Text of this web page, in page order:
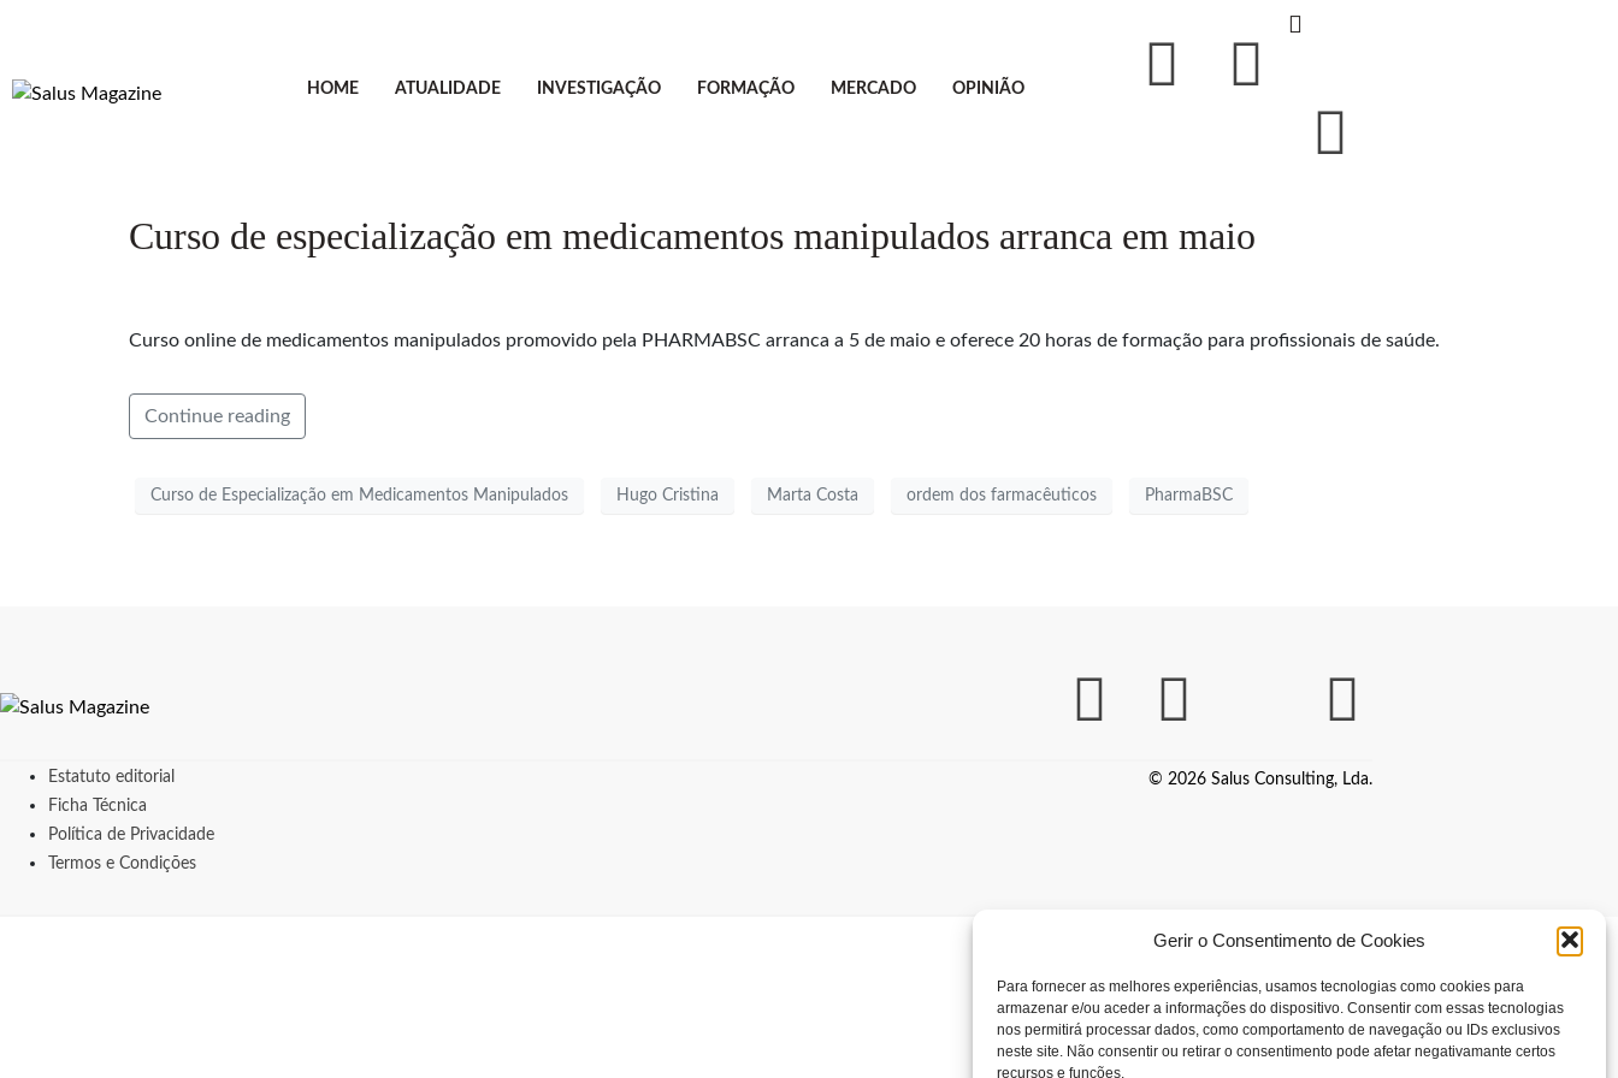
Gerir o Consentimento de Cookies
Para fornecer as melhores experiências, usamos tecnologias como cookies para
armazenar e/ou aceder a informações do dispositivo. Consentir com essas tecnologias
nos permitirá processar dados, como comportamento de navegação ou IDs exclusivos
neste site. Não consentir ou retirar o consentimento pode afetar negativamante certos
recursos e funções.
HOME ATUALIDADE INVESTIGAÇÃO FORMAÇÃO MERCADO OPINIÃO
Curso de especialização em medicamentos manipulados arranca em maio
Curso online de medicamentos manipulados promovido pela PHARMABSC arranca a 5 de maio e oferece 20 horas de formação para profissionais de saúde.
Continue reading
Curso de Especialização em Medicamentos Manipulados Hugo Cristina Marta Costa ordem dos farmacêuticos PharmaBSC
Estatuto editorial
Ficha Técnica
Política de Privacidade
Termos e Condições
© 2026 Salus Consulting, Lda.